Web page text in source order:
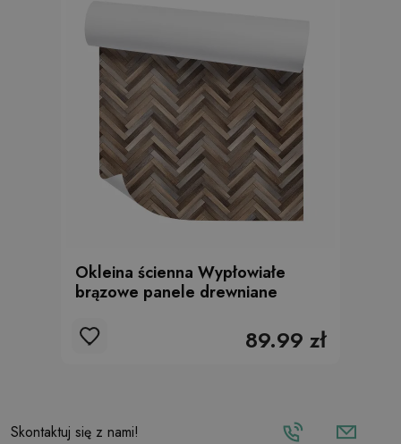
Okleina ścienna Wypłowiałe
brązowe panele drewniane
89.99 zł
Skontaktuj się z nami!